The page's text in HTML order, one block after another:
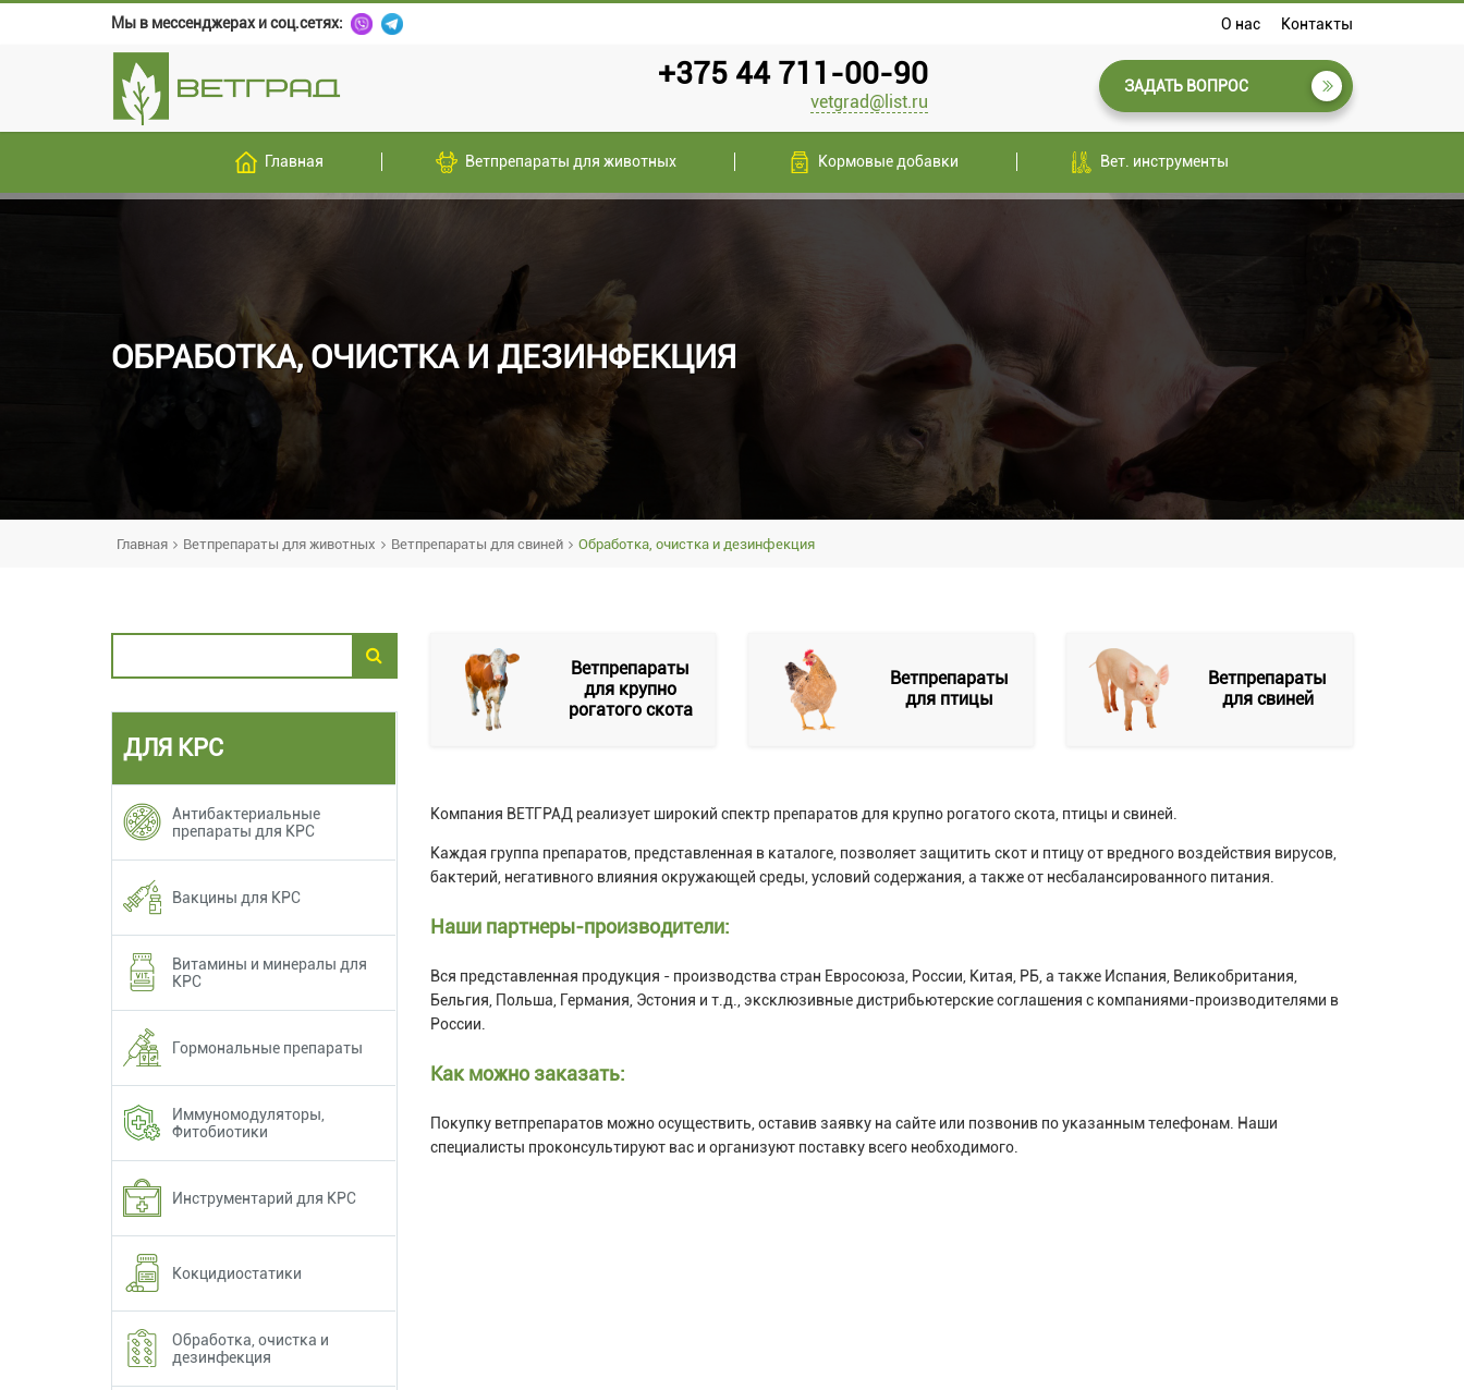
Мы в мессенджерах и соц.сетях: О нас Контакты
+375 44 711-00-90
vetgrad@list.ru
ЗАДАТЬ ВОПРОС
Главная Ветпрепараты для животных Кормовые добавки Вет. инструменты
ОБРАБОТКА, ОЧИСТКА И ДЕЗИНФЕКЦИЯ
Главная Ветпрепараты для животных Ветпрепараты для свиней Обработка, очистка и дезинфекция
Ветпрепараты
для крупно
рогатого скота
Ветпрепараты
для птицы
Ветпрепараты
для свиней
Компания ВЕТГРАД реализует широкий спектр препаратов для крупно рогатого скота, птицы и свиней.
Каждая группа препаратов, представленная в каталоге, позволяет защитить скот и птицу от вредного воздействия вирусов,
бактерий, негативного влияния окружающей среды, условий содержания, а также от несбалансированного питания.
Наши партнеры-производители:
Вся представленная продукция - производства стран Евросоюза, России, Китая, РБ, а также Испания, Великобритания,
Бельгия, Польша, Германия, Эстония и т.д., эксклюзивные дистрибьютерские соглашения с компаниями-производителями в
России.
Как можно заказать:
Покупку ветпрепаратов можно осуществить, оставив заявку на сайте или позвонив по указанным телефонам. Наши
специалисты проконсультируют вас и организуют поставку всего необходимого.
ДЛЯ КРС
Антибактериальные
препараты для КРС
Вакцины для КРС
Витамины и минералы для
КРС
Гормональные препараты
Иммуномодуляторы,
Фитобиотики
Инструментарий для КРС
Кокцидиостатики
Обработка, очистка и
дезинфекция